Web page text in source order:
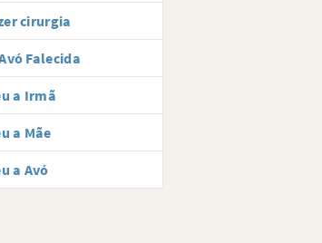
cirurgia
Falecida
a Irmã
a Mãe
a Avó